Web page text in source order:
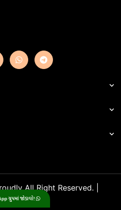
All Right Reserved. |
.
ગ્રુપમાં જોડાવો!